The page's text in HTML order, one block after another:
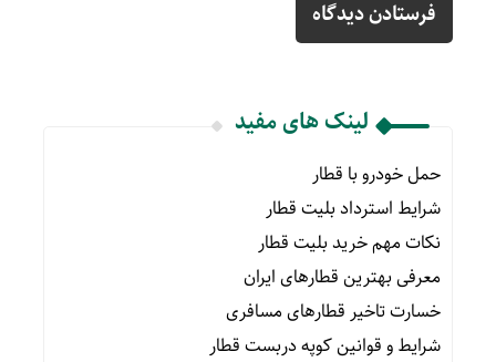
لینک های مفید
حمل خودرو با قطار
شرایط استرداد بلیت قطار
نکات مهم خرید بلیت قطار
معرفی بهترین قطارهای ایران
خسارت تاخیر قطارهای مسافری
شرایط و قوانین کوپه دربست قطار